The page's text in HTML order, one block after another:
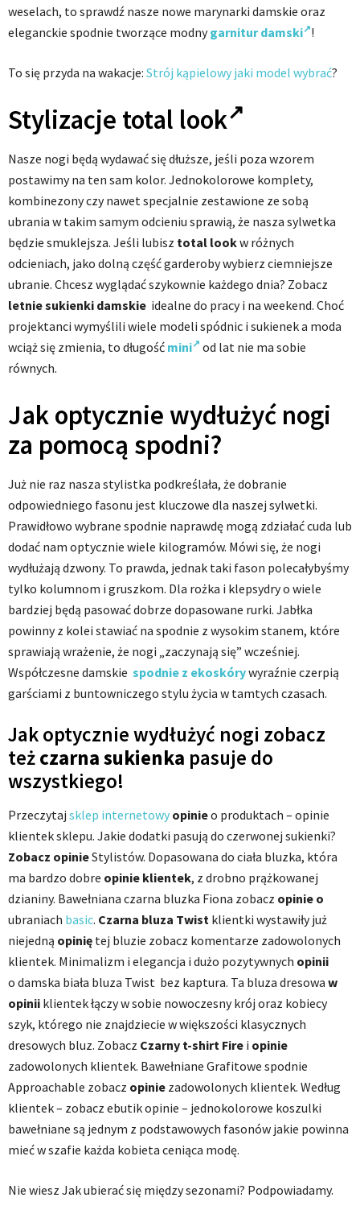
weselach, to sprawdź nasze nowe marynarki damskie oraz
eleganckie spodnie tworzące modnygarnitur damski !
To się przyda na wakacje: Strój kąpielowy jaki model wybrać?
Stylizacje total look
Nasze nogi będą wydawać się dłuższe, jeśli poza wzorem
postawimy na ten sam kolor. Jednokolorowe komplety,
kombinezony czy nawet specjalnie zestawione ze sobą
ubrania w takim samym odcieniu sprawią, że nasza sylwetka
będzie smuklejsza. Jeśli lubisz total lookw różnych
odcieniach, jako dolną część garderoby wybierz ciemniejsze
ubranie. Chcesz wyglądać szykownie każdego dnia? Zobacz
letnie sukienki damskie idealne do pracy i na weekend. Choć
projektanci wymyślili wiele modeli spódnic i sukienek a moda
wciąż się zmienia, to długość mini
od lat nie ma sobie
równych.
Jak optycznie wydłużyć nogi
za pomocą spodni?
Już nie raz nasza stylistka podkreślała, że dobranie
odpowiedniego fasonu jest kluczowe dla naszej sylwetki.
Prawidłowo wybrane spodnie naprawdę mogą zdziałać cuda lub
dodać nam optycznie wiele kilogramów. Mówi się, że nogi
wydłużają dzwony. To prawda, jednak taki fason polecałybyśmy
tylko kolumnom i gruszkom. Dla rożka i klepsydry o wiele
bardziej będą pasować dobrze dopasowane rurki. Jabłka
powinny z kolei stawiać na spodnie z wysokim stanem, które
sprawiają wrażenie, że nogi „zaczynają się” wcześniej.
Współczesne damskie spodnie z ekoskórywyraźnie czerpią
garściami z buntowniczego stylu życia w tamtych czasach.
Jak optycznie wydłużyć nogi zobacz
teżczarna sukienka pasuje do
wszystkiego!
Przeczytaj sklep internetowy opinieo produktach – opinie
klientek sklepu. Jakie dodatki pasują do czerwonej sukienki?
Zobacz opinieStylistów. Dopasowana do ciała bluzka, która
ma bardzo dobre opinie klientek, z drobno prążkowanej
dzianiny. Bawełniana czarna bluzka Fiona zobacz opinie o
ubraniach basic. Czarna bluza Twist klientki wystawiły już
niejedną opinię tej bluzie zobacz komentarze zadowolonych
klientek. Minimalizm i elegancja i dużo pozytywnych opinii
o damska biała bluza Twist bez kaptura. Ta bluza dresowa w
opinii klientek łączy w sobie nowoczesny krój oraz kobiecy
szyk, którego nie znajdziecie w większości klasycznych
dresowych bluz. Zobacz Czarny t-shirt Fire i opinie
zadowolonych klientek. Bawełniane Grafitowe spodnie
Approachable zobacz opinie zadowolonych klientek. Według
klientek – zobacz ebutik opinie – jednokolorowe koszulki
bawełniane są jednym z podstawowych fasonów jakie powinna
mieć w szafie każda kobieta ceniąca modę.
Nie wiesz Jak ubierać się między sezonami? Podpowiadamy.